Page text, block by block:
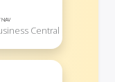
Central